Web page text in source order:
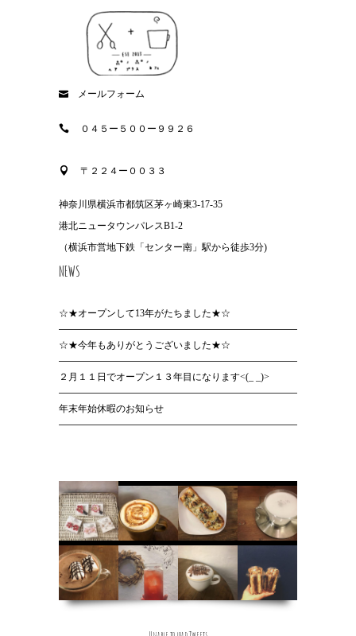
メールフォーム
０４５ー５００ー９９２６
〒２２４ー００３３
神奈川県横浜市都筑区茅ヶ崎東3-17-35
港北ニュータウンパレスB1-2
（横浜市営地下鉄「センター南」駅から徒歩3分)
NEWS
☆★オープンして13年がたちました★☆
☆★今年もありがとうございました★☆
２月１１日でオープン１３年目になります<(_ _)>
年末年始休暇のお知らせ